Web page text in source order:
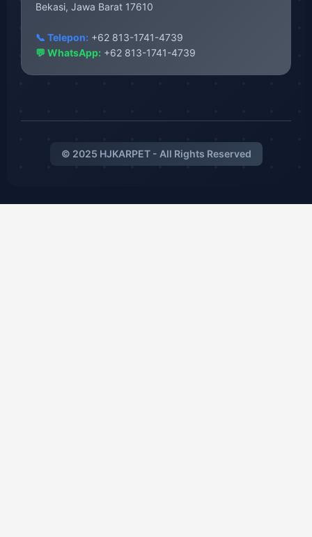
Bekasi, Jawa Barat 17610
📞 Telepon: +62 813-1741-4739
💬 WhatsApp: +62 813-1741-4739
© 2025 HJKARPET - All Rights Reserved